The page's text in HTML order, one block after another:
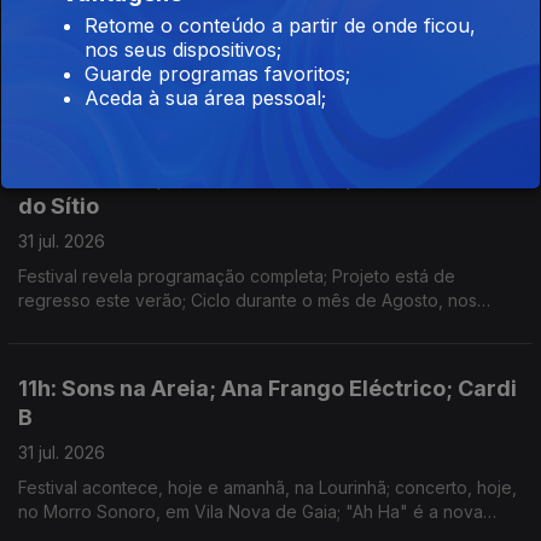
03 ago. 2026
Anunciadas 8 novas confirmações; começa hoje o festival na
Aldeia de Valezim; Spider Man faz 927 milhões de dólares no
primeiro fim-de-semana e a Odisseia conta já com 911 milhões
do Sítio
31 jul. 2026
Festival revela programação completa; Projeto está de
regresso este verão; Ciclo durante o mês de Agosto, nos
11h: Sons na Areia; Ana Frango Eléctrico; Cardi
B
31 jul. 2026
Festival acontece, hoje e amanhã, na Lourinhã; concerto, hoje,
no Morro Sonoro, em Vila Nova de Gaia; "Ah Ha" é a nova
Retome o conteúdo a partir de onde ficou,
nos seus dispositivos;
Guarde programas favoritos;
Aceda à sua área pessoal;